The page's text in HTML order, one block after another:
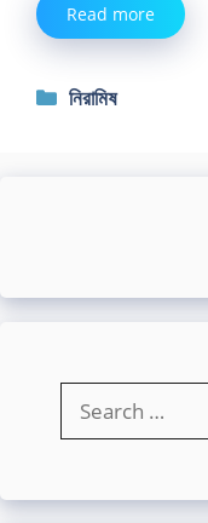
Read more
Categories
নিরামিষ
for: